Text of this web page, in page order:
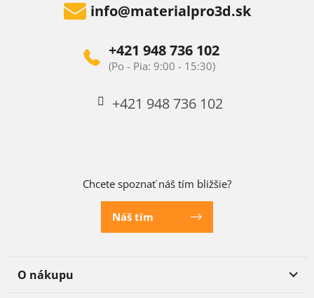
info@materialpro3d.sk
+421 948 736 102
+421 948 736 102
Chcete spoznať náš tím bližšie?
Náš tím
O nákupu